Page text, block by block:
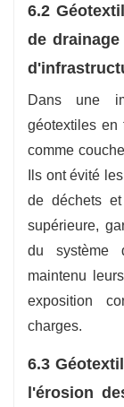
6.2
de
Dans une
géotextiles en
comme
Ils ont évité
de déchets
supérieure,
du système
maintenu
exposition
charges.
6.3
l'érosion